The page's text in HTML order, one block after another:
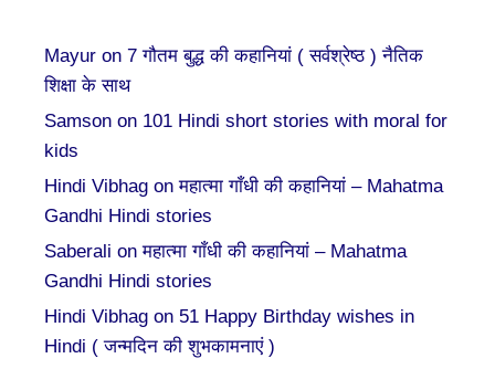
Mayur on 7 गौतम बुद्ध की कहानियां ( सर्वश्रेष्ठ ) नैतिक
शिक्षा के साथ
Samson on 101 Hindi short stories with moral for
kids
Hindi Vibhag onमहात्मा गाँधी की कहानियां – Mahatma
Gandhi Hindi stories
Saberali onमहात्मा गाँधी की कहानियां – Mahatma
Gandhi Hindi stories
Hindi Vibhag on 51 Happy Birthday wishes in
Hindi ( जन्मदिन की शुभकामनाएं )